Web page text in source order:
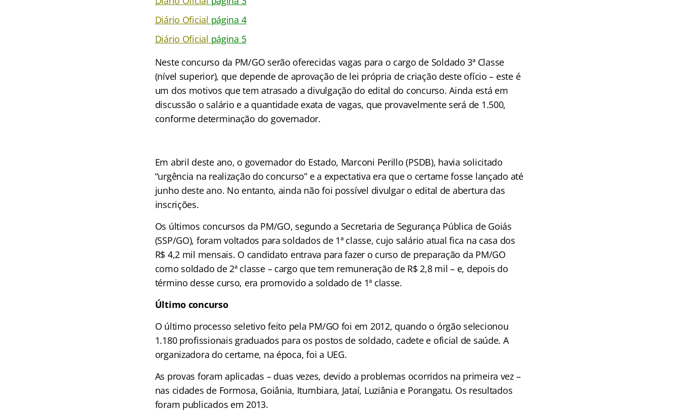
Diário Oficial página 4
Diário Oficial página 5
Neste concurso da PM/GO serão oferecidas vagas para o cargo de Soldado 3ª Classe
(nível superior), que depende de aprovação de lei própria de criação deste ofício – este é
um dos motivos que tem atrasado a divulgação do edital do concurso. Ainda está em
discussão o salário e a quantidade exata de vagas, que provavelmente será de 1.500,
conforme determinação do governador.
Em abril deste ano, o governador do Estado, Marconi Perillo (PSDB), havia solicitado
“urgência na realização do concurso” e a expectativa era que o certame fosse lançado até
junho deste ano. No entanto, ainda não foi possível divulgar o edital de abertura das
inscrições.
Os últimos concursos da PM/GO, segundo a Secretaria de Segurança Pública de Goiás
(SSP/GO), foram voltados para soldados de 1ª classe, cujo salário atual fica na casa dos
R$ 4,2 mil mensais. O candidato entrava para fazer o curso de preparação da PM/GO
como soldado de 2ª classe – cargo que tem remuneração de R$ 2,8 mil – e, depois do
término desse curso, era promovido a soldado de 1ª classe.
Último concurso
O último processo seletivo feito pela PM/GO foi em 2012, quando o órgão selecionou
1.180 profissionais graduados para os postos de soldado, cadete e oficial de saúde. A
organizadora do certame, na época, foi a UEG.
As provas foram aplicadas – duas vezes, devido a problemas ocorridos na primeira vez –
nas cidades de Formosa, Goiânia, Itumbiara, Jataí, Luziânia e Porangatu. Os resultados
foram publicados em 2013.